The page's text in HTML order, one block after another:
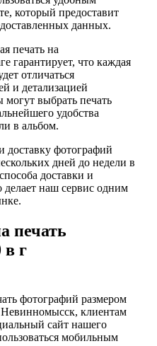
который предоставит
данных.
печать на
гарантирует, что каждая
отличаться
и детализацией
выбрать печать
удобства
в альбом.
доставку фотографий
дней до недели в
доставки и
делает наш сервис одним
печать
в г
фотографий размером
Невинномысск, клиентам
сайт нашего
мобильным